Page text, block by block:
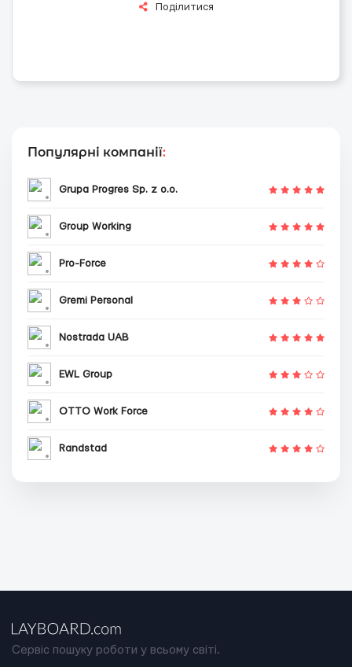
Поділитися
Популярні компанії:
Grupa Progres Sp. z o.o.
Group Working
Pro-Force
Gremi Personal
Nostrada UAB
EWL Group
OTTO Work Force
Randstad
Сервіс пошуку роботи у всьому світі.